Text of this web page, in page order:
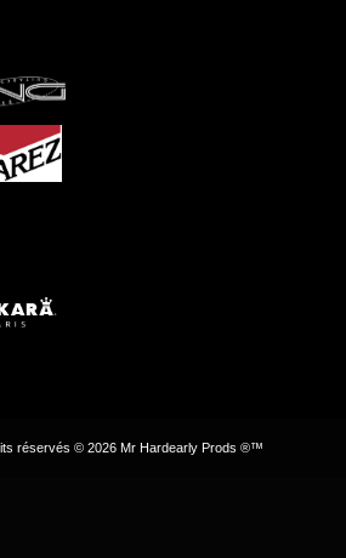
réservés © 2026 Mr Hardearly Prods ®™